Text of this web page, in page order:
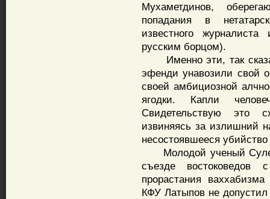
Мухаметдинов,
попадания в
известного
русским борцом).
Именно эти, так
эфенди унавозили свой
своей амбициозной
ягодки. Капли
Свидетельствую это
извиняясь за излишний
несостоявшееся
Молодой ученый
съезде востоковедов
прорастания
КФУ Латыпов не